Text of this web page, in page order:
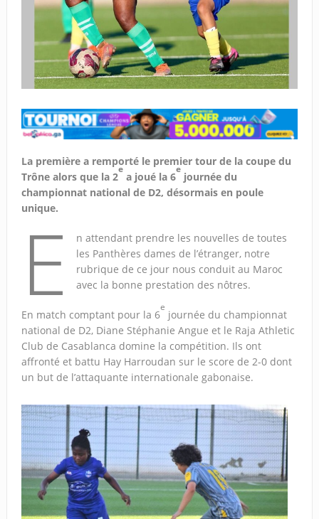
La première a remporté le premier tour de la coupe du
Trône alors que la 2
e
a joué la 6
e
journée du
championnat national de D2, désormais en poule
unique.
E
n attendant prendre les nouvelles de toutes
les Panthères dames de l’étranger, notre
rubrique de ce jour nous conduit au Maroc
avec la bonne prestation des nôtres.
En match comptant pour la 6
e
journée du championnat
national de D2, Diane Stéphanie Angue et le Raja Athletic
Club de Casablanca domine la compétition. Ils ont
affronté et battu Hay Harroudan sur le score de 2-0 dont
un but de l’attaquante internationale gabonaise.